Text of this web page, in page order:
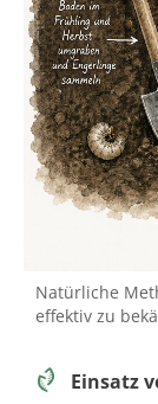
Natürliche
effektiv zu
Einsatz